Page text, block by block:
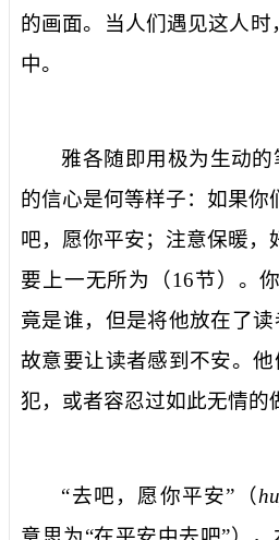
的画面。当人们遇见这人时
中。
雅各随即用极为生动
的信心是何等样子： 如果你
吧，愿你平安；注意保暖，
要上一无所为
（16节）。
竟是谁，但是将他放在了
故意要让读者感到不安。
犯，或者容忍过如此无情的
“去吧，愿你平安”（